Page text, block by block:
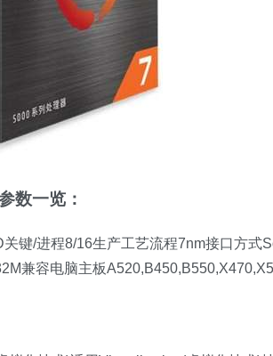
数一览：
键/进程8/16生产工艺流程7nm接口方式
兼容电脑主板